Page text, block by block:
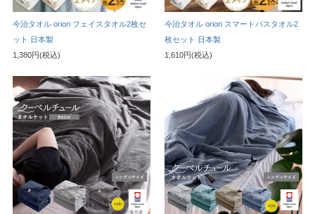
今治タオル oriori フェイスタオル2枚セ
ット 日本製
1,380円(税込)
今治タオル oriori スマートバスタオル2
枚セット 日本製
1,610円(税込)